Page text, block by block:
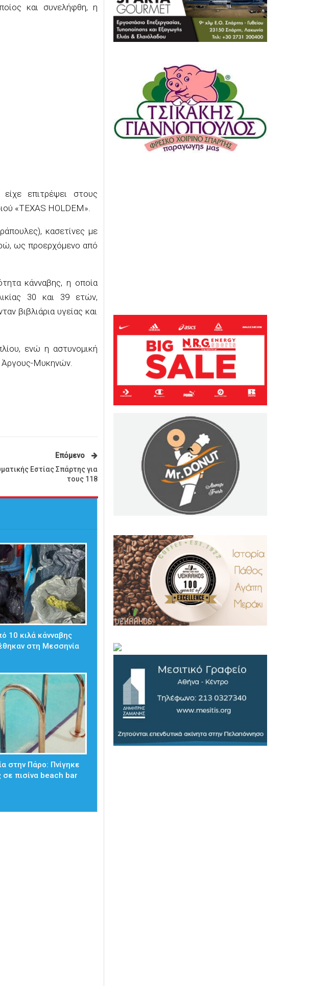
και συνελήφθη, η
είχε επιτρέψει στους
«TEXAS HOLDEM».
κασετίνες με
ως προερχόμενο από
κάνναβης, η οποία
30 και 39 ετών,
βιβλιάρια υγείας και
, ενώ η αστυνομική
Μυκηνών.
Επόμενο
Εστίας Σπάρτης για
τους 118
10 κιλά κάνναβης
στη Μεσσηνία
στην Πάρο: Πνίγηκε
σε πισίνα beach bar